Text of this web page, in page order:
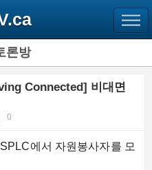
론방
Connected] 비대면
0
SPLC에서 자원봉사자를 모